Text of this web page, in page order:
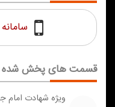
قسمت های پخش شده
ویژه شهادت